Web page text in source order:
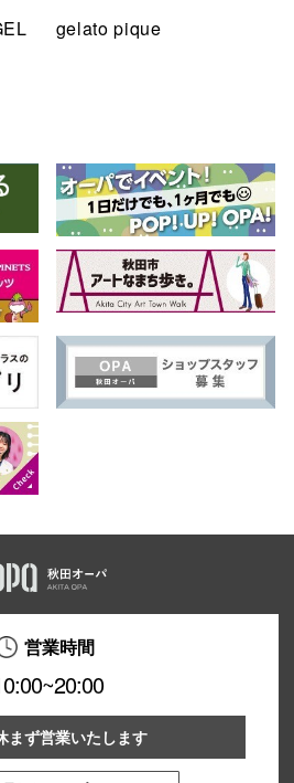
gelato pique
営業時間
まず営業いたします